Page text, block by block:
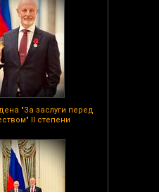
"За заслуги перед
II степени